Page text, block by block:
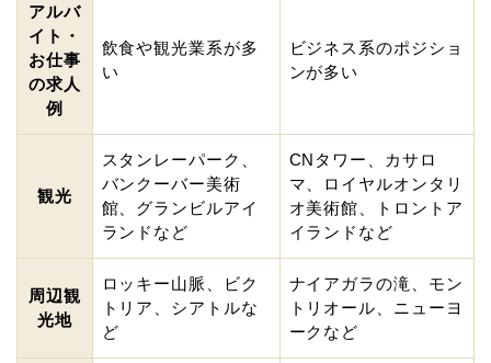
アルバ
イト・
お仕事
の求人
例
飲食や観光業系が多
い
ビジネス系のポジショ
ンが多い
観光
スタンレーパーク、
バンクーバー美術
館、グランビルアイ
ランドなど
CNタワー、カサロ
マ、ロイヤルオンタリ
オ美術館、トロントア
イランドなど
周辺観
光地
ロッキー山脈、ビク
トリア、シアトルな
ど
ナイアガラの滝、モン
トリオール、ニューヨ
ークなど